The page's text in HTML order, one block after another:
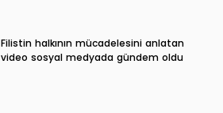
Filistin halkının mücadelesini anlatan
video sosyal medyada gündem oldu